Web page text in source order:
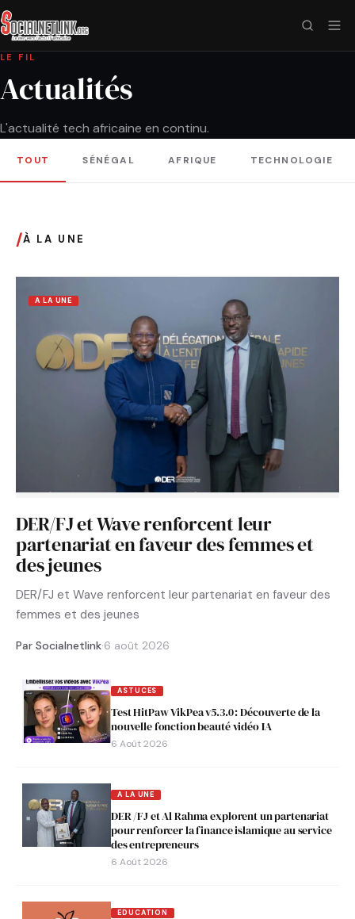
LE FIL
Actualités
L'actualité tech africaine en continu.
TOUT SÉNÉGAL AFRIQUE TECHNOLOGIE
/À LA UNE
A LA UNE
DER/FJ et Wave renforcent leur
partenariat en faveur des femmes et
des jeunes
DER/FJ et Wave renforcent leur partenariat en faveur des
femmes et des jeunes
Par Socialnetlink·6 août 2026
ASTUCES
Test HitPaw VikPea v5.3.0 : Découverte de la
nouvelle fonction beauté vidéo IA
6 Août 2026
A LA UNE
DER /FJ et Al Rahma explorent un partenariat
pour renforcer la finance islamique au service
des entrepreneurs
6 Août 2026
EDUCATION